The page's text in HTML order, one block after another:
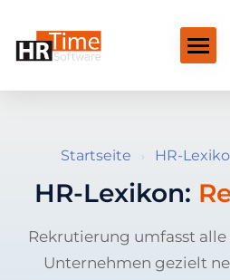
Startseite › HR-
HR-Lexikon:
Rekrutierung umfasst
Unternehmen gezielt